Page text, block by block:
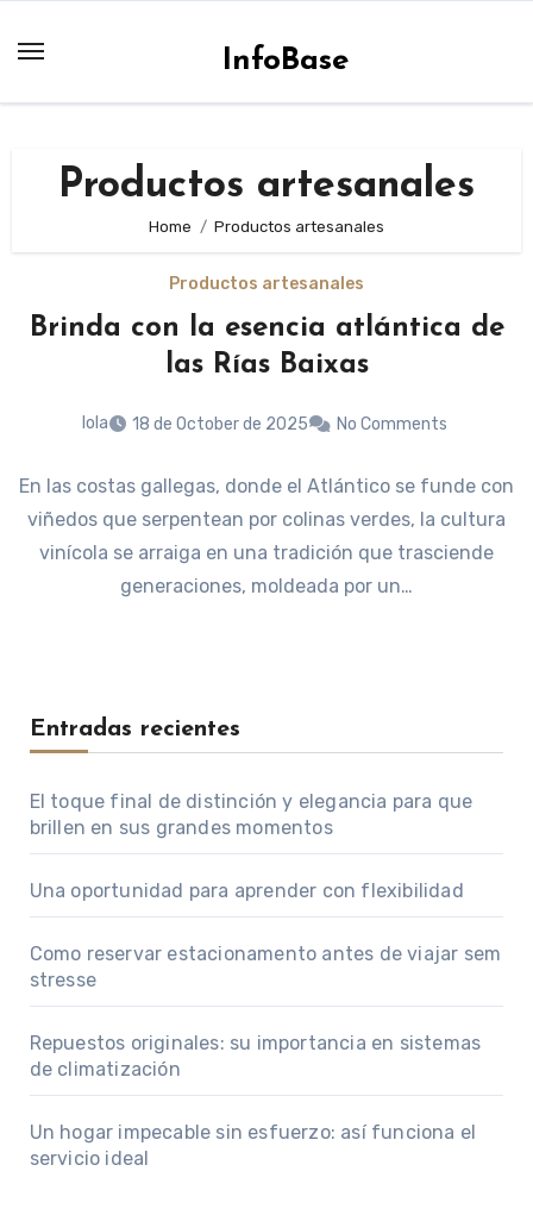
InfoBase
Productos artesanales
Home Productos artesanales
Productos artesanales
Brinda con la esencia atlántica de
las Rías Baixas
lola 18 de October de 2025 No Comments
En las costas gallegas, donde el Atlántico se funde con
viñedos que serpentean por colinas verdes, la cultura
vinícola se arraiga en una tradición que trasciende
generaciones, moldeada por un…
Entradas recientes
El toque final de distinción y elegancia para que
brillen en sus grandes momentos
Una oportunidad para aprender con flexibilidad
Como reservar estacionamento antes de viajar sem
stresse
Repuestos originales: su importancia en sistemas
de climatización
Un hogar impecable sin esfuerzo: así funciona el
servicio ideal